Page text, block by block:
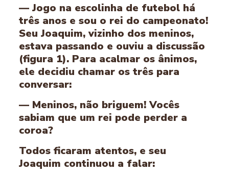
— Jogo na escolinha de futebol há
três anos e sou o rei do campeonato!
Seu Joaquim, vizinho dos meninos,
estava passando e ouviu a discussão
(figura 1). Para acalmar os ânimos,
ele decidiu chamar os três para
conversar:
— Meninos, não briguem! Vocês
sabiam que um rei pode perder a
coroa?
Todos ficaram atentos, e seu
Joaquim continuou a falar: